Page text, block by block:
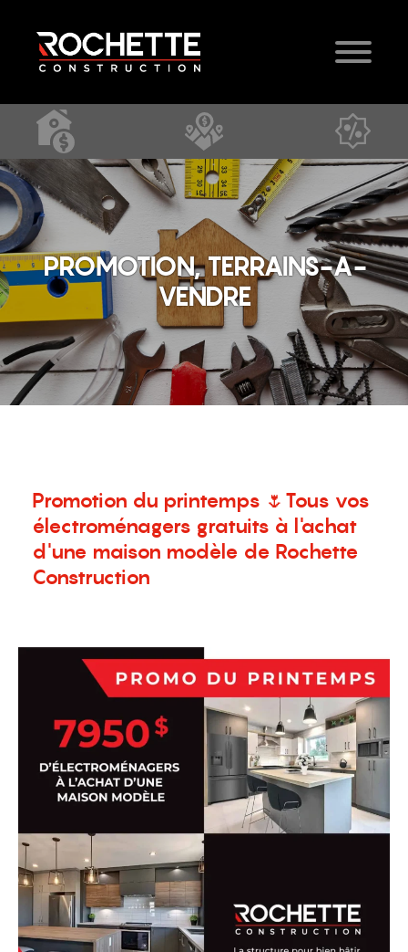
PROMOTION, TERRAINS-A-
VENDRE
Promotion du printemps 🌷Tous vos
électroménagers gratuits à l'achat
d'une maison modèle de Rochette
Construction